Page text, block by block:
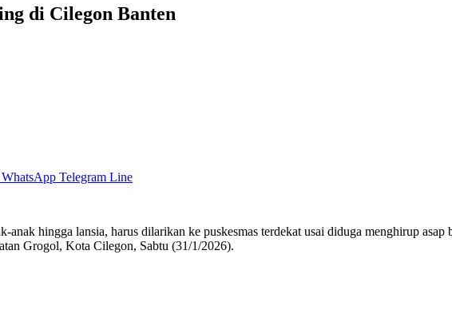
di Cilegon Banten
WhatsApp Telegram Line
hingga lansia, harus dilarikan ke puskesmas terdekat usai diduga menghirup
Grogol, Kota Cilegon, Sabtu (31/1/2026).